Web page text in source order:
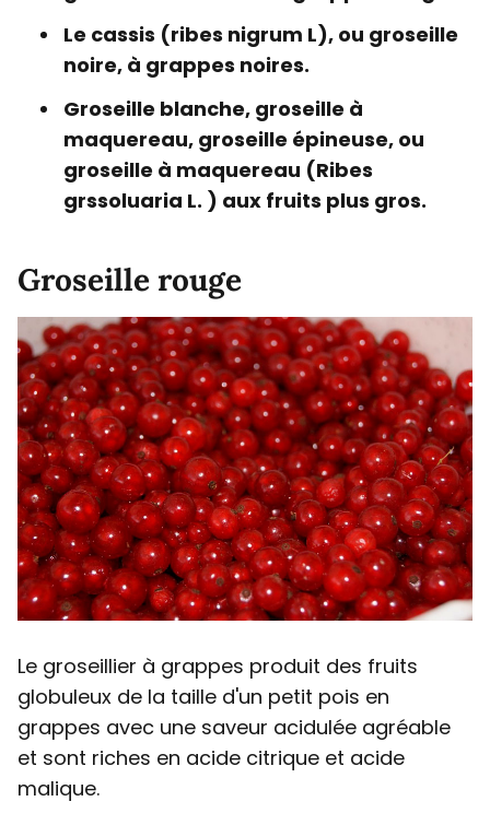
Le cassis (ribes nigrum L), ou groseille
noire, à grappes noires.
Groseille blanche, groseille à
maquereau, groseille épineuse, ou
groseille à maquereau (Ribes
grssoluaria L. ) aux fruits plus gros.
Groseille rouge
Le groseillier à grappes produit des fruits
globuleux de la taille d'un petit pois en
grappes avec une saveur acidulée agréable
et sont riches en acide citrique et acide
malique.